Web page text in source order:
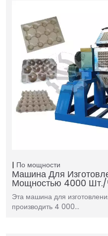
По мощности
Машина Для
Мощностью 4000
Эта машина для
производить 4 000…